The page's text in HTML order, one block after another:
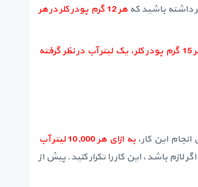
داشته باشید که
هر 12 گرم پودر کلر در هر
برای تهیه محلول کلر پیش از ریختن به استخر، به ازای هر 15 گرم پودر کلر، یک لیتر آب در نظر گرفته
به ازای هر 10,000 لیتر آب
باشد، این کار را تکرار کنید. پیش از